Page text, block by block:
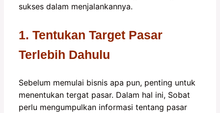
sukses dalam menjalankannya.
1. Tentukan Target Pasar
Terlebih Dahulu
Sebelum memulai bisnis apa pun, penting untuk
menentukan tergat pasar. Dalam hal ini, Sobat
perlu mengumpulkan informasi tentang pasar